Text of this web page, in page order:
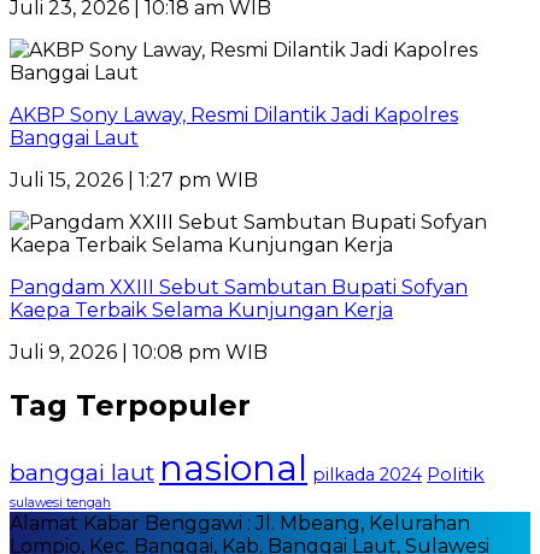
Juli 23, 2026 | 10:18 am WIB
AKBP Sony Laway, Resmi Dilantik Jadi Kapolres
Banggai Laut
Juli 15, 2026 | 1:27 pm WIB
Pangdam XXIII Sebut Sambutan Bupati Sofyan
Kaepa Terbaik Selama Kunjungan Kerja
Juli 9, 2026 | 10:08 pm WIB
Tag Terpopuler
banggai laut nasional pilkada 2024 Politik
sulawesi tengah
Alamat Kabar Benggawi : Jl. Mbeang, Kelurahan
Lompio, Kec. Banggai, Kab. Banggai Laut, Sulawesi